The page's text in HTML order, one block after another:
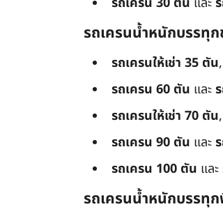
รถเครนน้ำหนักบรรทุ
รถเครนให้เช่า 35 ตัน,
รถเครน 60 ตัน และ
รถเครนให้เช่า 70 ตัน,
รถเครน 90 ตัน และ
รถเครน 100 ตัน และ
รถเครนน้ำหนักบรรทุ